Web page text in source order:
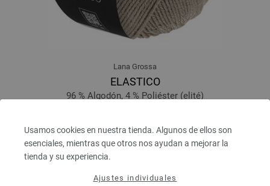
Usamos cookies en nuestra tienda. Algunos de ellos son
esenciales, mientras que otros nos ayudan a mejorar la
tienda y su experiencia.
Ajustes individuales
Lana Grossa
ELASTICO
96 % Algodón, 4 % Poliéster (elité)
4,16 €
4,84 $
IVA no incluido, más gastos de envío, Precio base:
prev next